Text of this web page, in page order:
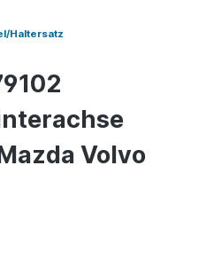
Haltersatz
Volvo